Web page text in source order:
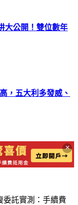
大公開！雙位數年
，五大利多發威、
×
委託實測：手續費